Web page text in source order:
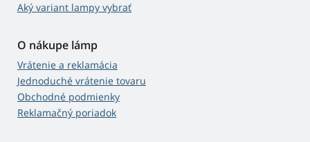
Aký variant lampy vybrať
O nákupe lámp
Vrátenie a reklamácia
Jednoduché vrátenie tovaru
Obchodné podmienky
Reklamačný poriadok